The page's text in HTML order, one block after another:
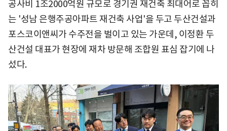
공사비 1조2000억원 규모로 경기권 재건축 최대어로 꼽히
는 '성남 은행주공아파트 재건축 사업'을 두고 두산건설과
포스코이앤씨가 수주전을 벌이고 있는 가운데, 이정환 두
산건설 대표가 현장에 재차 방문해 조합원 표심 잡기에 나
섰다.